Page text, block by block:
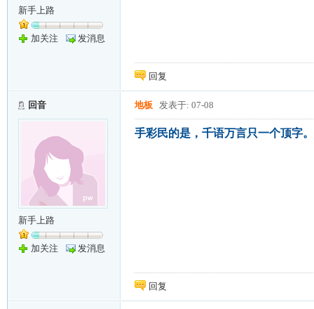
新手上路
加关注 发消息
回复
回音
新手上路
加关注 发消息
地板 发表于: 07-08
手彩民的是，千语万言只一个顶字
回复